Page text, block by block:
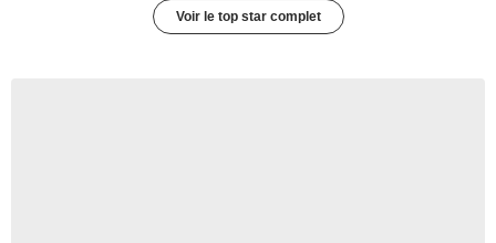
Voir le top star complet